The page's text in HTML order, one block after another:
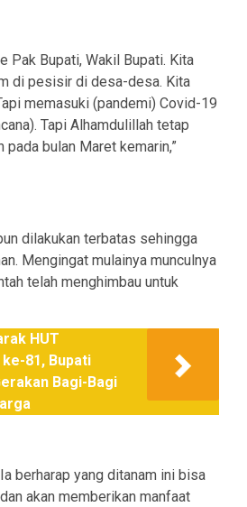
Pak Bupati, Wakil Bupati. Kita
di pesisir di desa-desa. Kita
memasuki (pandemi) Covid-19
Tapi Alhamdulillah tetap
pada bulan Maret kemarin,”
dilakukan terbatas sehingga
Mengingat mulainya munculnya
telah menghimbau untuk
HUT
81, Bupati
Bagi-Bagi
berharap yang ditanam ini bisa
akan memberikan manfaat